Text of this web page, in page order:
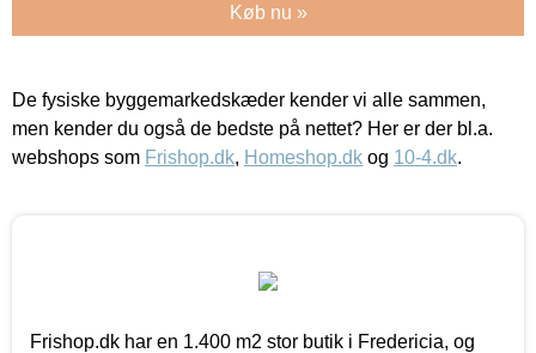
Køb nu »
De fysiske byggemarkedskæder kender vi alle sammen,
men kender du også de bedste på nettet? Her er der bl.a.
webshops som Frishop.dk, Homeshop.dk og 10-4.dk.
Frishop.dk har en 1.400 m2 stor butik i Fredericia, og